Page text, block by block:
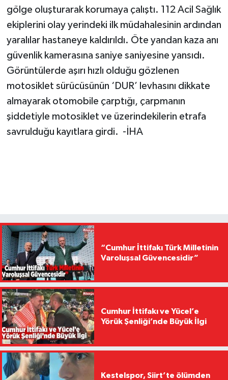
gölge oluşturarak korumaya çalıştı. 112 Acil Sağlık
ekiplerini olay yerindeki ilk müdahalesinin ardından
yaralılar hastaneye kaldırıldı. Öte yandan kaza anı
güvenlik kamerasına saniye saniyesine yansıdı.
Görüntülerde aşırı hızlı olduğu gözlenen
motosiklet sürücüsünün ‘DUR’ levhasını dikkate
almayarak otomobile çarptığı, çarpmanın
şiddetiyle motosiklet ve üzerindekilerin etrafa
savrulduğu kayıtlara girdi. -İHA
“Cumhur İttifakı Türk Milletinin
Varoluşsal Güvencesidir”
Cumhur İttifakı ve Yücel’e
Yörük Şenliği’nde Büyük İlgi
Kestelspor, Siirt’te ölümden